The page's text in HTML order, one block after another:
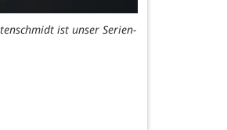
ist unser Serien-